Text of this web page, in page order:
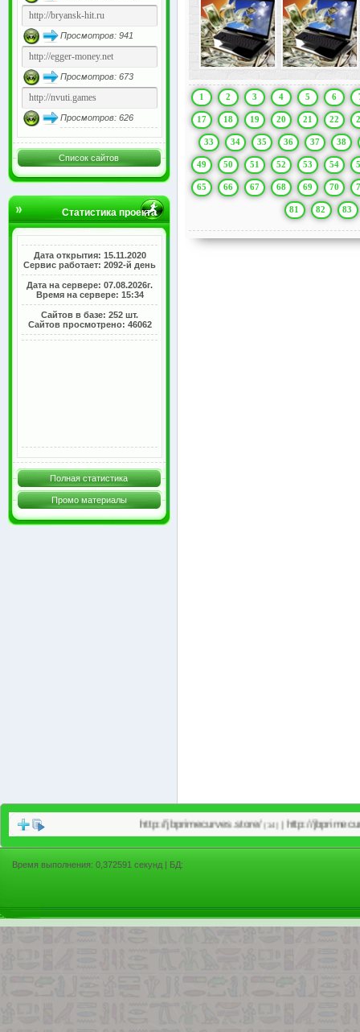
Просмотров: 941
Просмотров: 673
Просмотров: 626
Список сайтов
Статистика проекта
Дата открытия: 15.11.2020
Сервис работает: 2092-й день
Дата на сервере: 07.08.2026г.
Время на сервере: 15:34
Сайтов в базе: 252 шт.
Сайтов просмотрено: 46062
Полная статистика
Промо материалы
1 2 3 4 5 6
17 18 19 20 21 22
33 34 35 36 37 38
49 50 51 52 53 54
65 66 67 68 69 70
81 82 83
http://jbprimecurves.store/(14)|http://
Время выполнения: 0,372591 секунд | БД: